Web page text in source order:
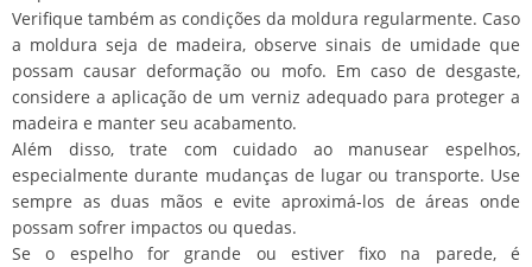
Verifique também as condições da moldura regularmente. Caso
a moldura seja de madeira, observe sinais de umidade que
possam causar deformação ou mofo. Em caso de desgaste,
considere a aplicação de um verniz adequado para proteger a
madeira e manter seu acabamento.
Além disso, trate com cuidado ao manusear espelhos,
especialmente durante mudanças de lugar ou transporte. Use
sempre as duas mãos e evite aproximá-los de áreas onde
possam sofrer impactos ou quedas.
Se o espelho for grande ou estiver fixo na parede, é